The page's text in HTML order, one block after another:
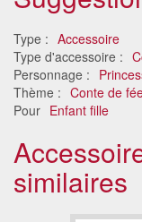
Type : Accessoire
Type d'accessoire :
Personnage :
Thème : Conte de
Pour Enfant fille
similaires